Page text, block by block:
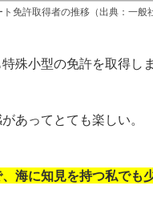
ト免許取得者の推移（出典：一般
殊小型の免許を取得しま
あってとても楽しい。
海に知見を持つ私でも